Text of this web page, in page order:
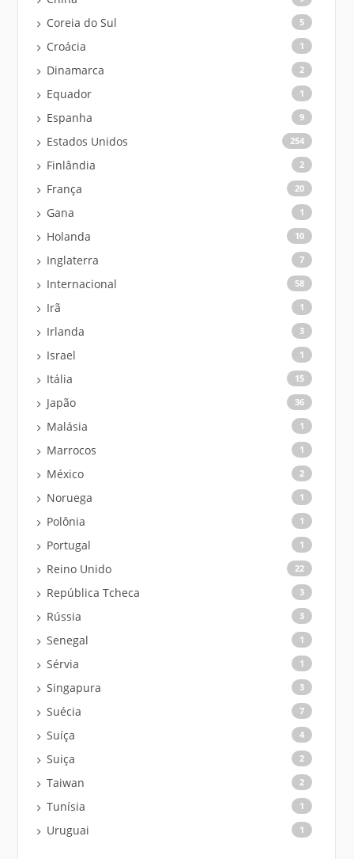
Coreia do Sul 5
Croácia 1
Dinamarca 2
Equador 1
Espanha 9
Estados Unidos 254
Finlândia 2
França 20
Gana 1
Holanda 10
Inglaterra 7
Internacional 58
Irã 1
Irlanda 3
Israel 1
Itália 15
Japão 36
Malásia 1
Marrocos 1
México 2
Noruega 1
Polônia 1
Portugal 1
Reino Unido 22
República Tcheca 3
Rússia 3
Senegal 1
Sérvia 1
Singapura 3
Suécia 7
Suíça 4
Suiça 2
Taiwan 2
Tunísia 1
Uruguai 1